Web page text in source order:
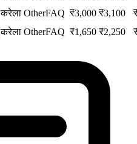
करेला OtherFAQ ₹3,000 ₹3,100
करेला OtherFAQ ₹1,650 ₹2,250